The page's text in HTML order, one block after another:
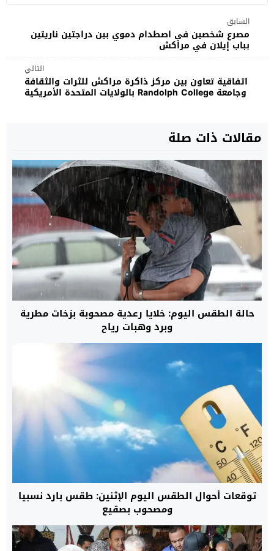
السابق
مصرع شخصين في اصطدام دموي بين دراجتين ناريتين
بباب إيلان في مراكش
التالي
اتفاقية تعاون بين مركز ذاكرة مراكش للثرات والثقافة
وجامعة Randolph College بالولايات المتحدة الأمريكية
مقالات ذات صلة
حالة الطقس اليوم: خلايا رعدية مصحوبة بزخات مطرية
وبرد وهبات رياح
توقعات أحوال الطقس اليوم الإثنين: طقس بارد نسبيا
ومصحوب بصقيع